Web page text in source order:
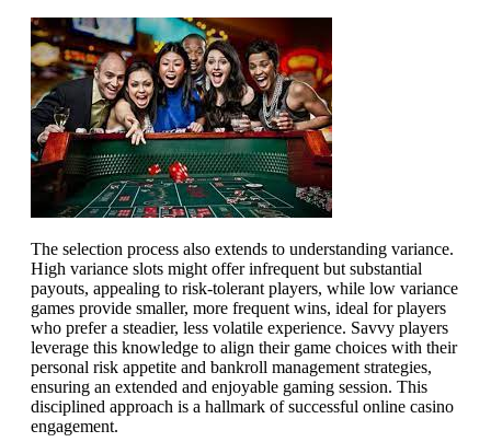
The selection process also extends to understanding variance.
High variance slots might offer infrequent but substantial
payouts, appealing to risk-tolerant players, while low variance
games provide smaller, more frequent wins, ideal for players
who prefer a steadier, less volatile experience. Savvy players
leverage this knowledge to align their game choices with their
personal risk appetite and bankroll management strategies,
ensuring an extended and enjoyable gaming session. This
disciplined approach is a hallmark of successful online casino
engagement.